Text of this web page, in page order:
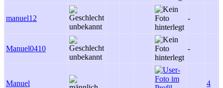
manuel12 -
Manuel0410 -
Manuel 4